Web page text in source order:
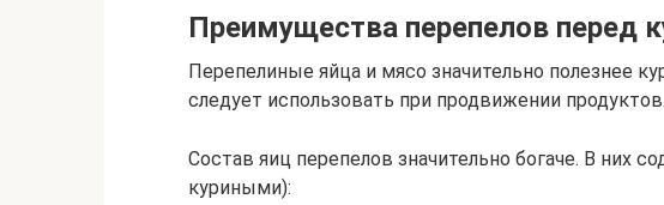
Преимущества перепелов перед
Перепелиные яйца и мясо значительно полезнее
следует использовать при продвижении продуктов.
Состав яиц перепелов значительно богаче. В них
куриными):